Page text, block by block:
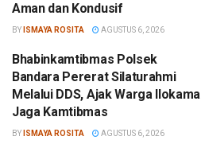
Aman dan Kondusif
BY ISMAYA ROSITA AGUSTUS 6, 2026
Bhabinkamtibmas Polsek
Bandara Pererat Silaturahmi
Melalui DDS, Ajak Warga Ilokama
Jaga Kamtibmas
BY ISMAYA ROSITA AGUSTUS 6, 2026